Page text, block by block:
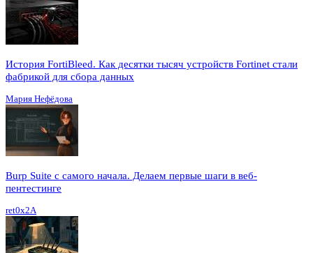
История FortiBleed. Как десятки тысяч устройств Fortinet стали
фабрикой для сбора данных
Мария Нефёдова
Burp Suite с самого начала. Делаем первые шаги в веб-
пентестинге
ret0x2A